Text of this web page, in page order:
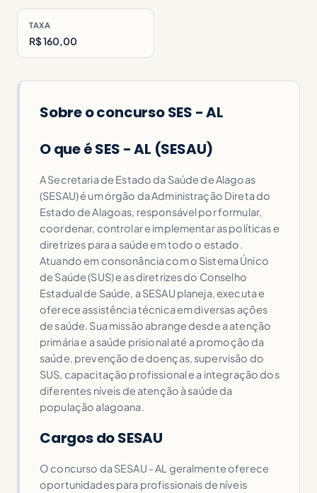
TAXA
R$ 160,00
Sobre o concurso SES - AL
O que é SES - AL (SESAU)
A Secretaria de Estado da Saúde de Alagoas
(SESAU) é um órgão da Administração Direta do
Estado de Alagoas, responsável por formular,
coordenar, controlar e implementar as políticas e
diretrizes para a saúde em todo o estado.
Atuando em consonância com o Sistema Único
de Saúde (SUS) e as diretrizes do Conselho
Estadual de Saúde, a SESAU planeja, executa e
oferece assistência técnica em diversas ações
de saúde. Sua missão abrange desde a atenção
primária e a saúde prisional até a promoção da
saúde, prevenção de doenças, supervisão do
SUS, capacitação profissional e a integração dos
diferentes níveis de atenção à saúde da
população alagoana.
Cargos do SESAU
O concurso da SESAU - AL geralmente oferece
oportunidades para profissionais de níveis